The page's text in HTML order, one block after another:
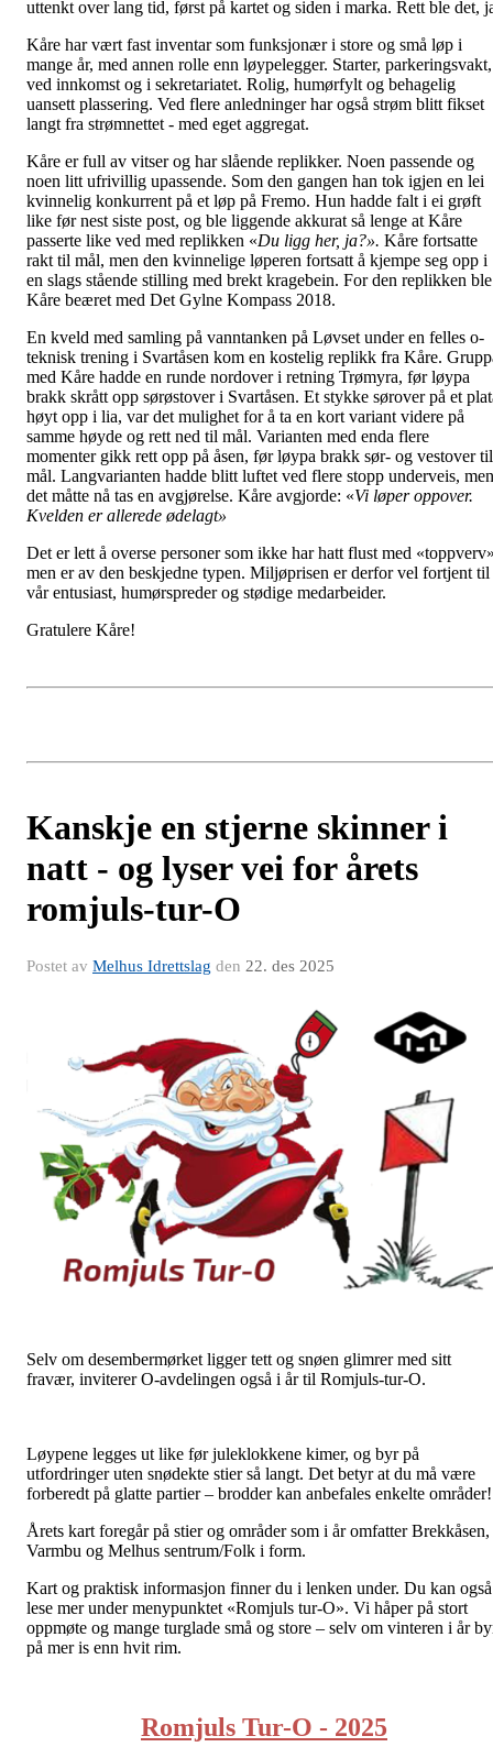
uttenkt over lang tid, først på kartet og siden i marka. Rett ble det,
Kåre har vært fast inventar som funksjonær i store og små løp i
mange år, med annen rolle enn løypelegger. Starter, parkeringsvakt,
ved innkomst og i sekretariatet. Rolig, humørfylt og behagelig
uansett plassering. Ved flere anledninger har også strøm blitt fikset
langt fra strømnettet - med eget aggregat.
Kåre er full av vitser og har slående replikker. Noen passende og
noen litt ufrivillig upassende. Som den gangen han tok igjen en lei
kvinnelig konkurrent på et løp på Fremo. Hun hadde falt i ei grøft
like før nest siste post, og ble liggende akkurat så lenge at Kåre
passerte like ved med replikken «Du ligg her, ja?». Kåre fortsatte
rakt til mål, men den kvinnelige løperen fortsatt å kjempe seg opp i
en slags stående stilling med brekt kragebein. For den replikken ble
Kåre beæret med Det Gylne Kompass 2018.
En kveld med samling på vanntanken på Løvset under en felles o-
teknisk trening i Svartåsen kom en kostelig replikk fra Kåre.
med Kåre hadde en runde nordover i retning Trømyra, før løypa
brakk skrått opp sørøstover i Svartåsen. Et stykke sørover på et
høyt opp i lia, var det mulighet for å ta en kort variant videre på
samme høyde og rett ned til mål. Varianten med enda flere
momenter gikk rett opp på åsen, før løypa brakk sør- og vestover til
mål. Langvarianten hadde blitt luftet ved flere stopp underveis, men
det måtte nå tas en avgjørelse. Kåre avgjorde: «Vi løper oppover.
Kvelden er allerede ødelagt»
Det er lett å overse personer som ikke har hatt flust med
men er av den beskjedne typen. Miljøprisen er derfor vel fortjent til
vår entusiast, humørspreder og stødige medarbeider.
Gratulere Kåre!
Kanskje en stjerne skinner i
natt - og lyser vei for årets
romjuls-tur-O
Postet av Melhus Idrettslag den 22. des 2025
Selv om desembermørket ligger tett og snøen glimrer med sitt
fravær, inviterer O-avdelingen også i år til Romjuls-tur-O.
Løypene legges ut like før juleklokkene kimer, og byr på
utfordringer uten snødekte stier så langt. Det betyr at du må være
forberedt på glatte partier – brodder kan anbefales enkelte
Årets kart foregår på stier og områder som i år omfatter Brekkåsen,
Varmbu og Melhus sentrum/Folk i form.
Kart og praktisk informasjon finner du i lenken under. Du kan også
lese mer under menypunktet «Romjuls tur-O». Vi håper på stort
oppmøte og mange turglade små og store – selv om vinteren i år
på mer is enn hvit rim.
Romjuls Tur-O - 2025